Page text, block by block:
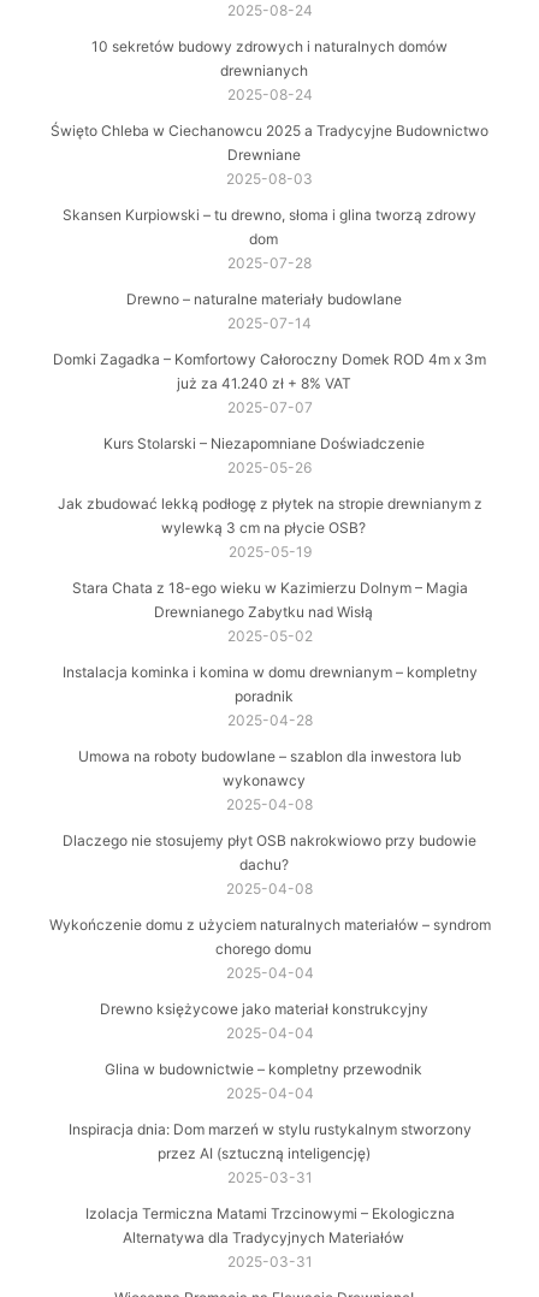
2025-08-24
10 sekretów budowy zdrowych i naturalnych domów
drewnianych
2025-08-24
Święto Chleba w Ciechanowcu 2025 a Tradycyjne Budownictwo
Drewniane
2025-08-03
Skansen Kurpiowski – tu drewno, słoma i glina tworzą zdrowy
dom
2025-07-28
Drewno – naturalne materiały budowlane
2025-07-14
Domki Zagadka – Komfortowy Całoroczny Domek ROD 4m x 3m
już za 41.240 zł + 8% VAT
2025-07-07
Kurs Stolarski – Niezapomniane Doświadczenie
2025-05-26
Jak zbudować lekką podłogę z płytek na stropie drewnianym z
wylewką 3 cm na płycie OSB?
2025-05-19
Stara Chata z 18-ego wieku w Kazimierzu Dolnym – Magia
Drewnianego Zabytku nad Wisłą
2025-05-02
Instalacja kominka i komina w domu drewnianym – kompletny
poradnik
2025-04-28
Umowa na roboty budowlane – szablon dla inwestora lub
wykonawcy
2025-04-08
Dlaczego nie stosujemy płyt OSB nakrokwiowo przy budowie
dachu?
2025-04-08
Wykończenie domu z użyciem naturalnych materiałów – syndrom
chorego domu
2025-04-04
Drewno księżycowe jako materiał konstrukcyjny
2025-04-04
Glina w budownictwie – kompletny przewodnik
2025-04-04
Inspiracja dnia: Dom marzeń w stylu rustykalnym stworzony
przez AI (sztuczną inteligencję)
2025-03-31
Izolacja Termiczna Matami Trzcinowymi – Ekologiczna
Alternatywa dla Tradycyjnych Materiałów
2025-03-31